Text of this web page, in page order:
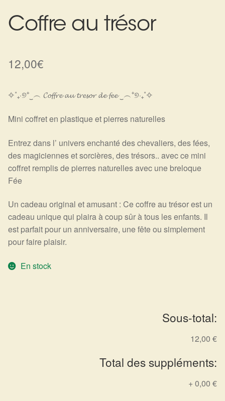
Harmonisation de l’être
Soin beauté
Sels de bain
Encens
Déco
Cadeaux de naissance
Ésotérisme : les pratiques spirituelles du monde invisible
Arts Divinatoires : Percez les Mystères de l’Invisible
Coffre au trésor
12,00€
✧˚₊‧୭⁺‿︵ 𝓒𝓸𝓯𝓯𝓻𝓮 𝓪𝓾 𝓽𝓻𝓮𝓼𝓸𝓻 𝓭𝓮 𝓯𝓮𝓮 ‿︵⁺୭‧₊˚✧
Mini coffret en plastique et pierres naturelles
Entrez dans l’ univers enchanté des chevaliers, des fées,
des magiciennes et sorcières, des trésors.. avec ce mini
coffret remplis de pierres naturelles avec une breloque
Fée
Un cadeau original et amusant : Ce coffre au trésor est un
cadeau unique qui plaira à coup sûr à tous les enfants. Il
est parfait pour un anniversaire, une fête ou simplement
pour faire plaisir.
En stock
Sous-total:
12,00 €
Total des suppléments:
+0,00 €